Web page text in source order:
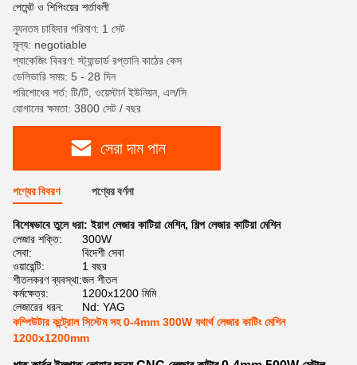
পেমেন্ট ও শিপিংয়ের শর্তাবলী
ন্যূনতম চাহিদার পরিমাণ: 1 সেট
মূল্য: negotiable
প্যাকেজিং বিবরণ: স্ট্যান্ডার্ড রপ্তানি কাঠের কেস
ডেলিভারি সময়: 5 - 28 দিন
পরিশোধের শর্ত: টি/টি, ওয়েস্টার্ন ইউনিয়ন, এল/সি
যোগানের ক্ষমতা: 3800 সেট / বছর
সেরা দাম পান
পণ্যের বিবরণ পণ্যের বর্ণনা
বিশেষভাবে তুলে ধরা:ইয়াগ লেজার কাটিয়া মেশিন, শিল্প লেজার কাটিয়া মেশিন
লেজার শক্তি:
300W
সেবা:
বিদেশী সেবা
ওয়ারেন্টি:
1 বছর
শীতলকরণ ব্যবস্থা:জল শীতল
কর্মক্ষেত্র:
1200x1200 মিমি
লেজারের ধরন:
Nd: YAG
কম্পিউটার কন্ট্রোল সিস্টেম সহ 0-4mm 300W যথার্থ লেজার কাটিং মেশিন
1200x1200mm